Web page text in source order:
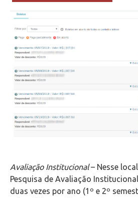
Avaliação Institucional– Nesse
Pesquisa de Avaliação
duas vezes por ano (1º e 2º